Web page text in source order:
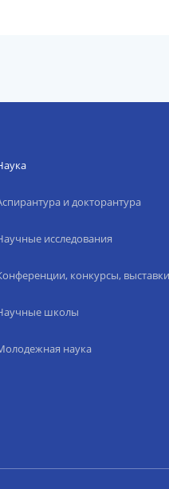
и докторантура
исследования
конкурсы, выставки
школы
наука